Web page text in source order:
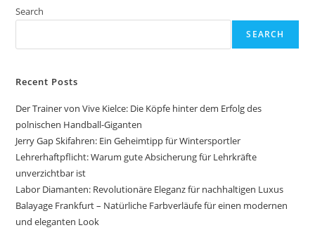
Search
SEARCH
Recent Posts
Der Trainer von Vive Kielce: Die Köpfe hinter dem Erfolg des
polnischen Handball-Giganten
Jerry Gap Skifahren: Ein Geheimtipp für Wintersportler
Lehrerhaftpflicht: Warum gute Absicherung für Lehrkräfte
unverzichtbar ist
Labor Diamanten: Revolutionäre Eleganz für nachhaltigen Luxus
Balayage Frankfurt – Natürliche Farbverläufe für einen modernen
und eleganten Look